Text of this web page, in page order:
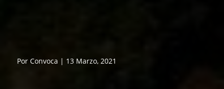
Por Convoca | 13 Marzo, 2021